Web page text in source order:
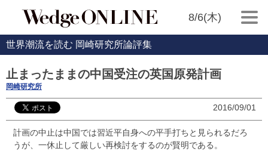
8/6(木)
世界潮流を読む 岡崎研究所論評集
止まったままの中国受注の英国原発計画
岡崎研究所
2016/09/01
計画の中止は中国では習近平自身への平手打ちと見られるだろ
うが、一休止して厳しい再検討をするのが賢明である。